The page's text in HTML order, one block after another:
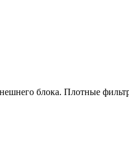
блока. Плотные